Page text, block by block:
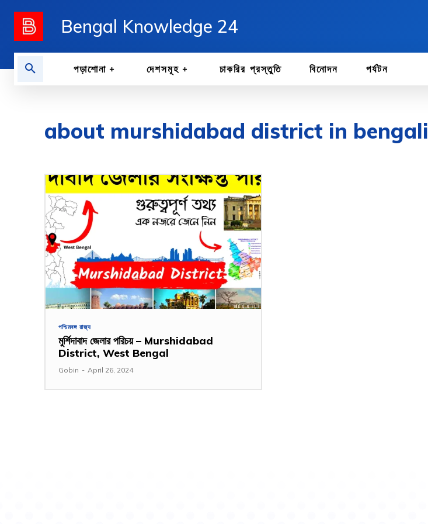
Bengal Knowledge 24
পড়াশোনা দেশসমূহ চাকরির প্রস্তুতি বিনোদন পর্যটন
about murshidabad district in bengali
পশ্চিমবঙ্গ রাজ্য
মুর্শিদাবাদ জেলার পরিচয় – Murshidabad
District, West Bengal
Gobin - April 26, 2024